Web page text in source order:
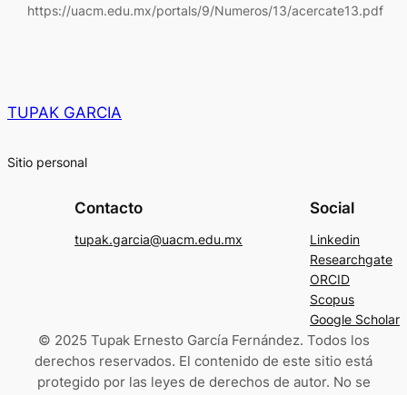
https://uacm.edu.mx/portals/9/Numeros/13/acercate13.pdf
TUPAK GARCIA
Sitio personal
Contacto
tupak.garcia@uacm.edu.mx
Social
Linkedin
Researchgate
ORCID
Scopus
Google Scholar
© 2025 Tupak Ernesto García Fernández. Todos los
derechos reservados. El contenido de este sitio está
protegido por las leyes de derechos de autor. No se